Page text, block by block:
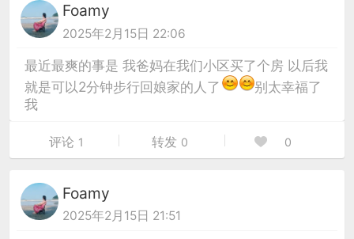
Foamy
2025年2月15日 22:06
最近最爽的事是 我爸妈在我们小区买了个房 以后我
就是可以2分钟步行回娘家的人了
别太幸福了
我
评论 1 转发 0 0
Foamy
2025年2月15日 21:51